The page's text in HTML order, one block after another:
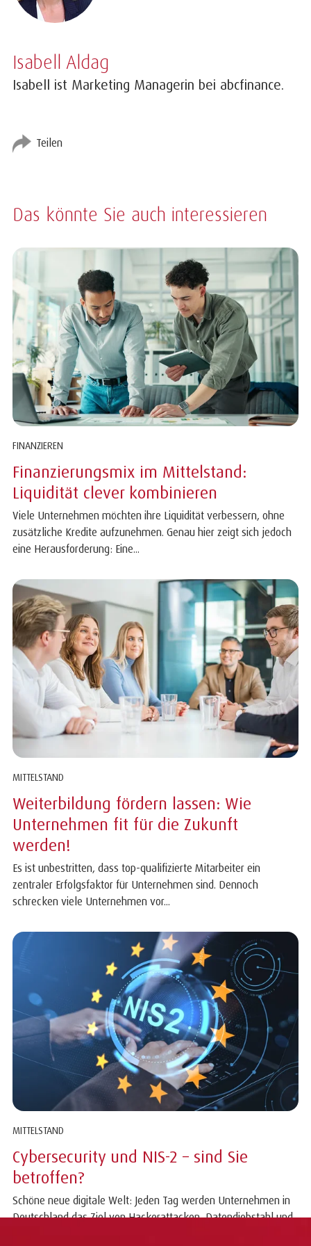
Isabell Aldag
Isabell ist Marketing Managerin bei abcfinance.
Teilen
Das könnte Sie auch interessieren
FINANZIEREN
Finanzierungsmix im Mittelstand:
Liquidität clever kombinieren
Viele Unternehmen möchten ihre Liquidität verbessern, ohne
zusätzliche Kredite aufzunehmen. Genau hier zeigt sich jedoch
eine Herausforderung: Eine...
MITTELSTAND
Weiterbildung fördern lassen: Wie
Unternehmen fit für die Zukunft
werden!
Es ist unbestritten, dass top-qualifizierte Mitarbeiter ein
zentraler Erfolgsfaktor für Unternehmen sind. Dennoch
schrecken viele Unternehmen vor...
MITTELSTAND
Cybersecurity und NIS-2 – sind Sie
betroffen?
Schöne neue digitale Welt: Jeden Tag werden Unternehmen in
Deutschland das Ziel von Hackerattacken, Datendiebstahl und